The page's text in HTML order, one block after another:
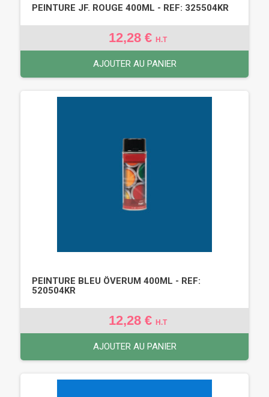
PEINTURE JF. ROUGE 400ML - REF: 325504KR
12,28 € H.T
AJOUTER AU PANIER
PEINTURE BLEU ÖVERUM 400ML - REF:
520504KR
12,28 € H.T
AJOUTER AU PANIER